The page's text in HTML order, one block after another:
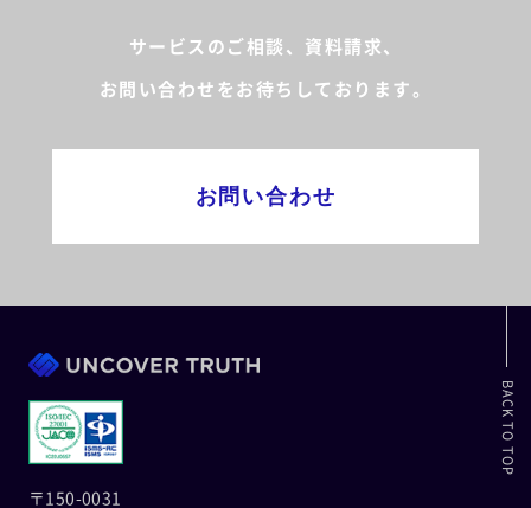
サービスのご相談、資料請求、
お問い合わせをお待ちしております。
お問い合わせ
〒150-0031
BACK TO TOP